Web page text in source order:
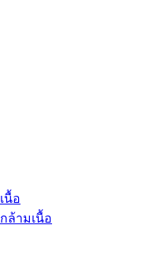
นื้อ
ล้ามเนื้อ